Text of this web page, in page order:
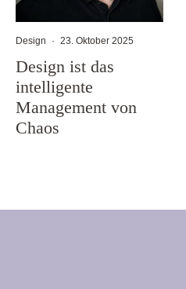
Design · 23. Oktober 2025
Design ist das
intelligente
Management von
Chaos